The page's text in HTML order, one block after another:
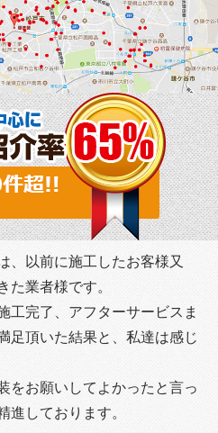
、以前に施工したお客様又
た業者様です。
工完了、アフターサービスま
足頂いた結果と、私達は感じ
をお願いしてよかったと言っ
進しております。